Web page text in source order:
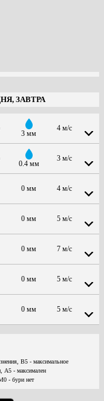
ЗАВТРА
3 мм
4 м/с
0.4 мм
3 м/с
0 мм 4 м/с
0 мм 5 м/с
0 мм 7 м/с
0 мм 5 м/с
0 мм 5 м/с
В5 - максимальное
А5 - максимален
- бури нет